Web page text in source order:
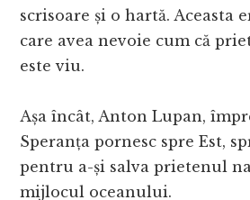
scrisoare și o hartă. Aceasta
care avea nevoie cum că
este viu.
Așa încât, Anton Lupan,
Speranța pornesc spre Est,
pentru a-și salva prietenul
mijlocul oceanului.